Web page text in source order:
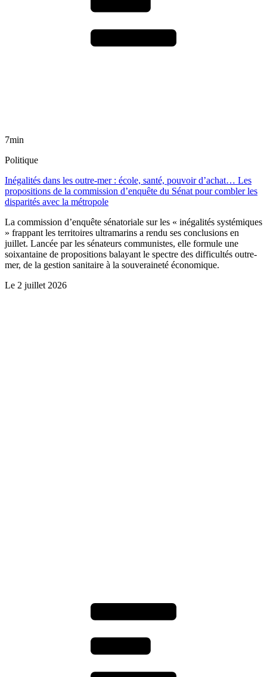
7min
Politique
Inégalités dans les outre-mer : école, santé, pouvoir d’achat… Les
propositions de la commission d’enquête du Sénat pour combler les
disparités avec la métropole
La commission d’enquête sénatoriale sur les « inégalités systémiques
» frappant les territoires ultramarins a rendu ses conclusions en
juillet. Lancée par les sénateurs communistes, elle formule une
soixantaine de propositions balayant le spectre des difficultés outre-
mer, de la gestion sanitaire à la souveraineté économique.
Le 2 juillet 2026